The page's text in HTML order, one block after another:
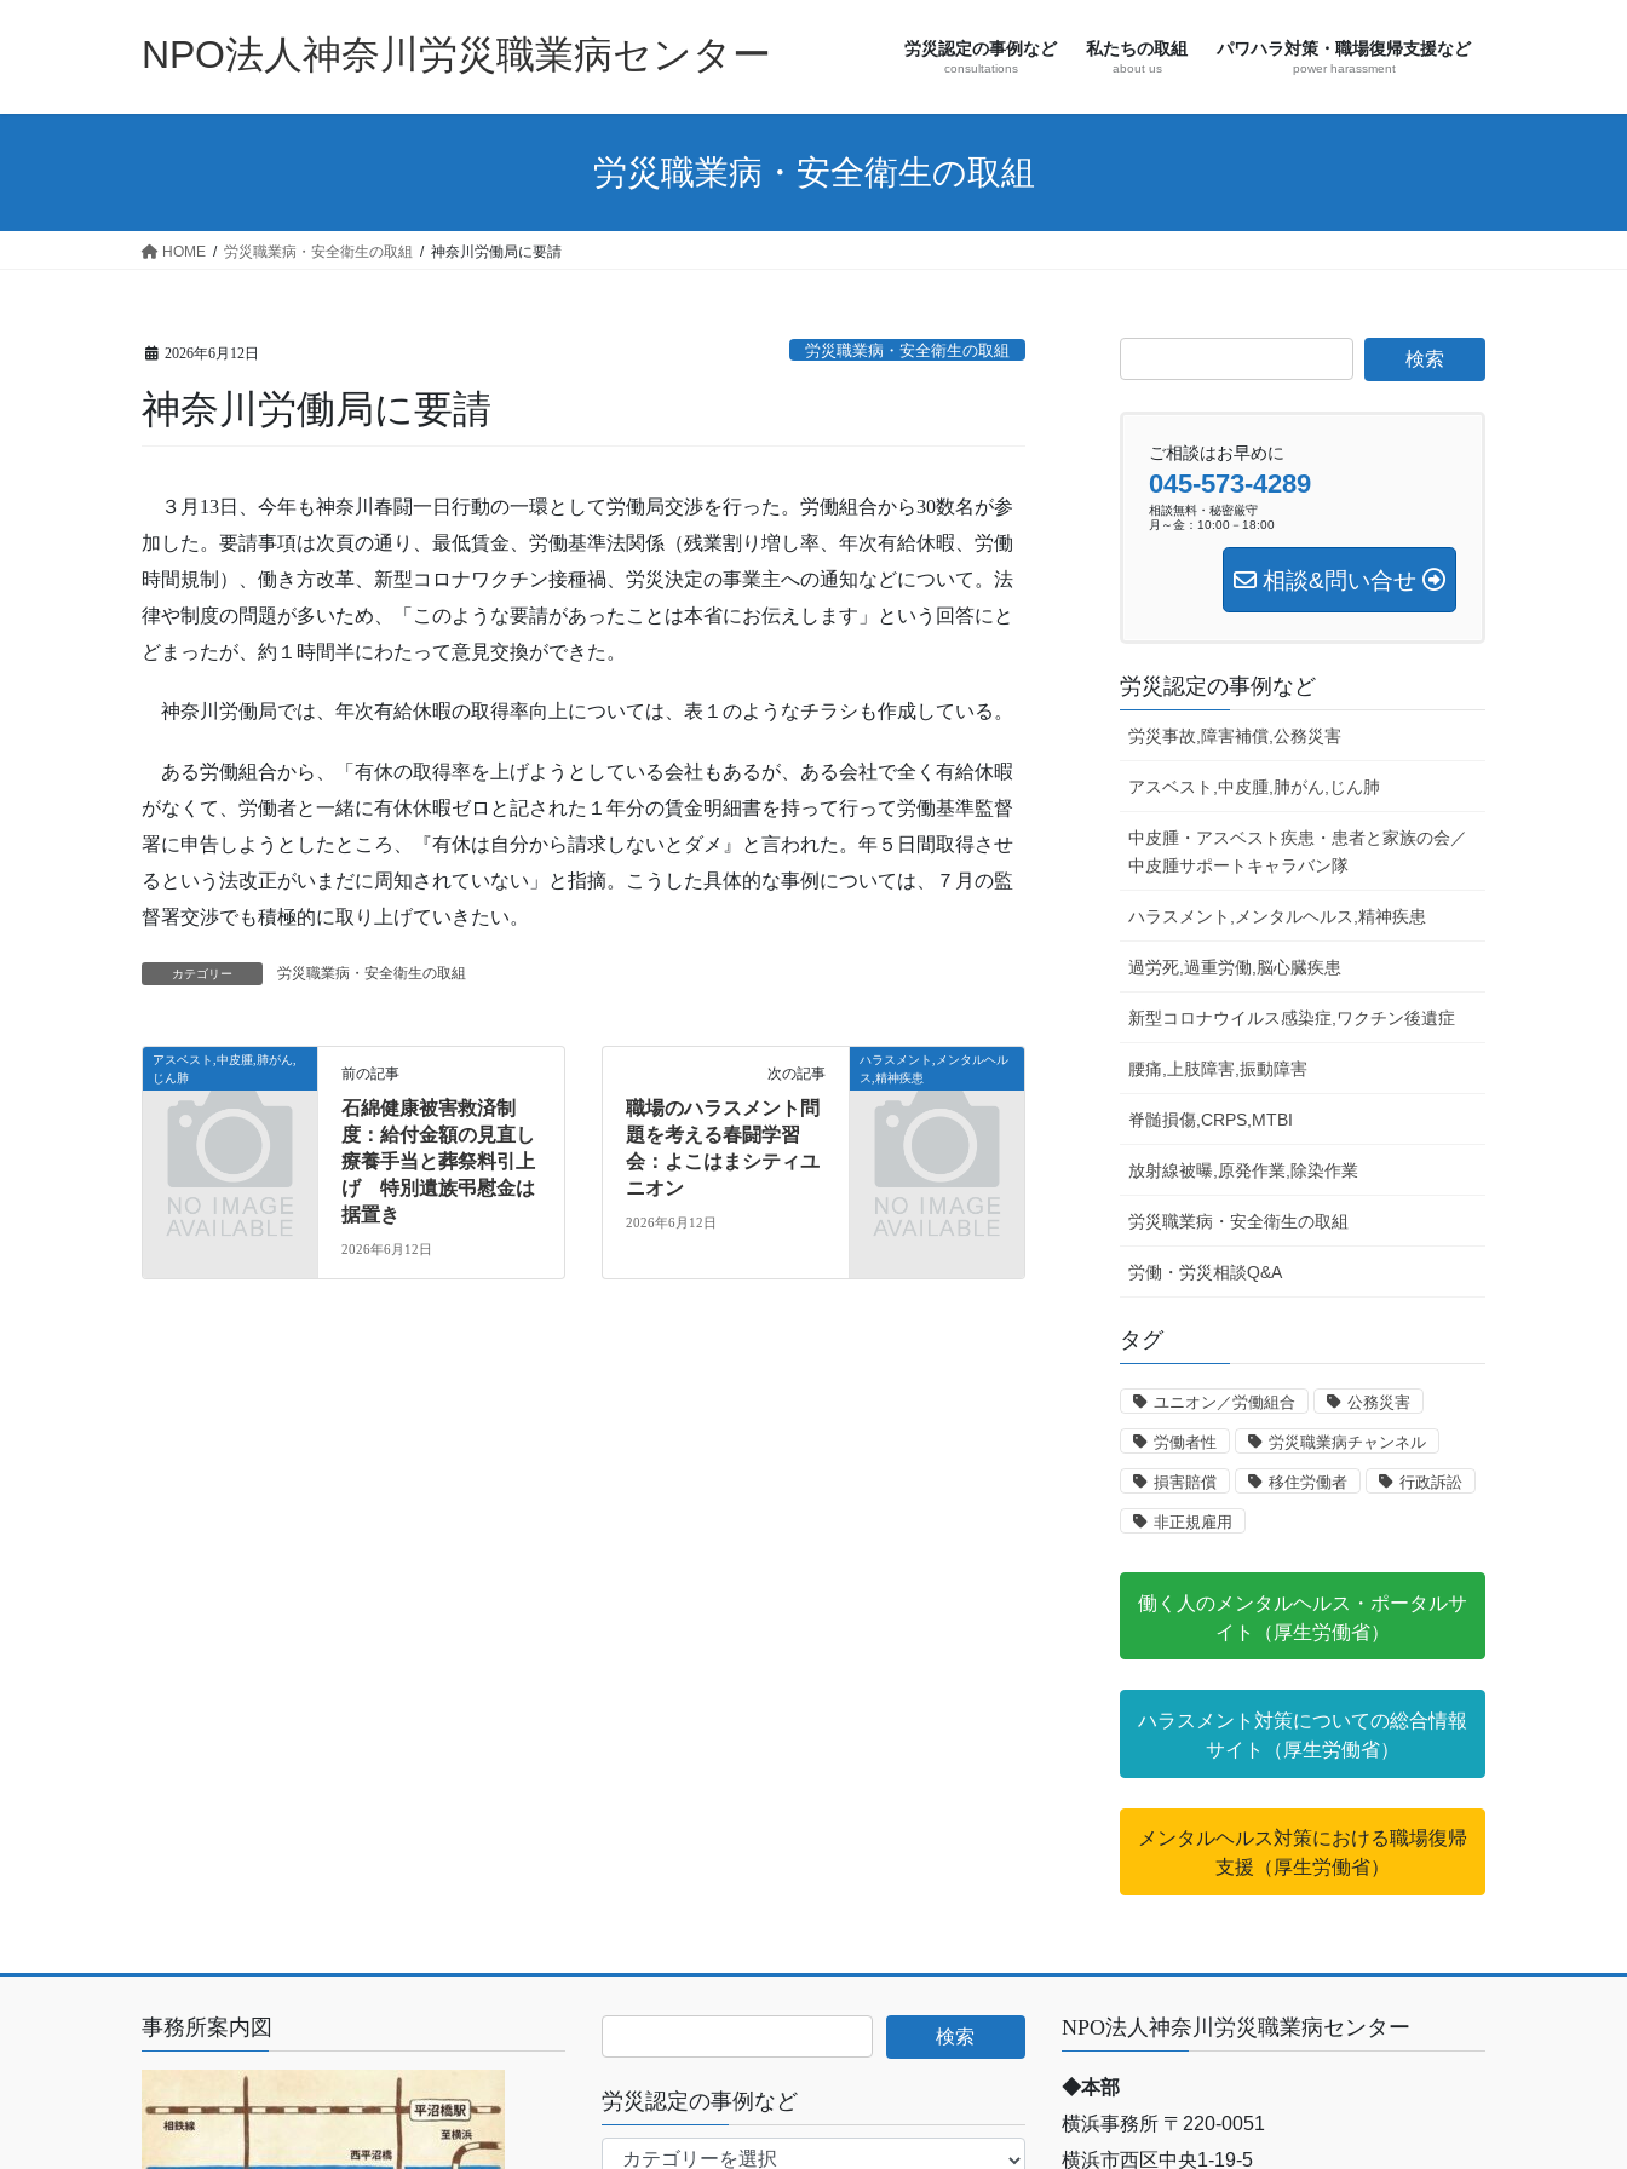
NPO法人神奈川労災職業病センター 労災認定の事例など
consultations
私たちの取組
about us
パワハラ対策・職場復帰支援など
power harassment
労災職業病・安全衛生の取組
HOME 労災職業病・安全衛生の取組 神奈川労働局に要請
2026年6月12日 労災職業病・安全衛生の取組
神奈川労働局に要請
３月13日、今年も神奈川春闘一日行動の一環として労働局交渉を行った。労働組合から30数名が参
加した。要請事項は次頁の通り、最低賃金、労働基準法関係（残業割り増し率、年次有給休暇、労働
時間規制）、働き方改革、新型コロナワクチン接種禍、労災決定の事業主への通知などについて。法
律や制度の問題が多いため、「このような要請があったことは本省にお伝えします」という回答にと
どまったが、約１時間半にわたって意見交換ができた。
神奈川労働局では、年次有給休暇の取得率向上については、表１のようなチラシも作成している。
ある労働組合から、「有休の取得率を上げようとしている会社もあるが、ある会社で全く有給休暇
がなくて、労働者と一緒に有休休暇ゼロと記された１年分の賃金明細書を持って行って労働基準監督
署に申告しようとしたところ、『有休は自分から請求しないとダメ』と言われた。年５日間取得させ
るという法改正がいまだに周知されていない」と指摘。こうした具体的な事例については、７月の監
督署交渉でも積極的に取り上げていきたい。
カテゴリー 労災職業病・安全衛生の取組
アスベスト,中皮腫,肺がん,
じん肺
前の記事
石綿健康被害救済制
度：給付金額の見直し
療養手当と葬祭料引上
げ 特別遺族弔慰金は
据置き
2026年6月12日
ハラスメント,メンタルヘル
ス,精神疾患
次の記事
職場のハラスメント問
題を考える春闘学習
会：よこはまシティユ
ニオン
2026年6月12日
ご相談はお早めに
045-573-4289
相談無料・秘密厳守
月～金：10:00－18:00
相談&問い合せ
労災認定の事例など
労災事故,障害補償,公務災害
アスベスト,中皮腫,肺がん,じん肺
中皮腫・アスベスト疾患・患者と家族の会／
中皮腫サポートキャラバン隊
ハラスメント,メンタルヘルス,精神疾患
過労死,過重労働,脳心臓疾患
新型コロナウイルス感染症,ワクチン後遺症
腰痛,上肢障害,振動障害
脊髄損傷,CRPS,MTBI
放射線被曝,原発作業,除染作業
労災職業病・安全衛生の取組
労働・労災相談Q&A
タグ
ユニオン／労働組合 公務災害
労働者性 労災職業病チャンネル
損害賠償 移住労働者 行政訴訟
非正規雇用
働く人のメンタルヘルス・ポータルサ
イト（厚生労働省）
ハラスメント対策についての総合情報
サイト（厚生労働省）
メンタルヘルス対策における職場復帰
支援（厚生労働省）
事務所案内図
労災認定の事例など
NPO法人神奈川労災職業病センター
◆本部
横浜事務所 〒220-0051
横浜市西区中央1-19-5